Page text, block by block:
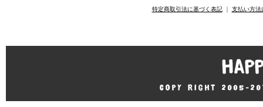
特定商取引法に基づく表記｜ 支払い方法